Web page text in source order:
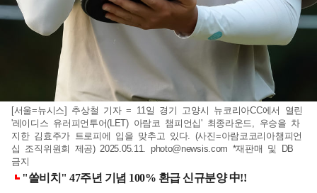
[서울=뉴시스] 추상철 기자 = 11일 경기 고양시 뉴코리아CC에서 열린
'레이디스 유러피언투어(LET) 아람코 챔피언십' 최종라운드, 우승을 차
지한 김효주가 트로피에 입을 맞추고 있다. (사진=아람코코리아챔피언
십 조직위원회 제공) 2025.05.11. photo@newsis.com *재판매 및 DB
금지